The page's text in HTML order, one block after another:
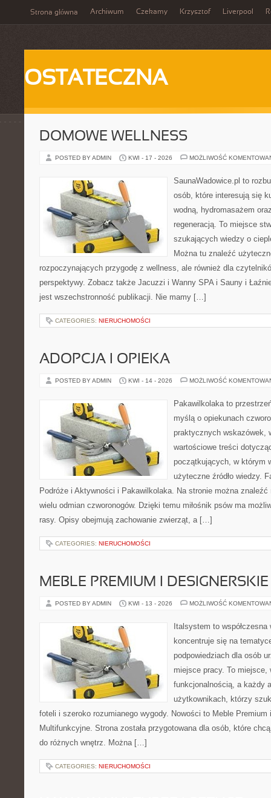
Strona główna Archiwum Czekamy Krzysztof Liverpool
OSTATECZNA
DOMOWE WELLNESS
POSTED BY ADMIN KWI - 17 - 2026 MOŻLIWOŚĆ
SaunaWadowice.pl to
osób, które interesują się
wodną, hydromasażem
regeneracją. To miejsce
szukających wiedzy o
Można tu znaleźć
rozpoczynających przygodę z wellness, ale również dla
perspektywy. Zobacz także Jacuzzi i Wanny SPA i Sauny i
jest wszechstronność publikacji. Nie mamy […]
CATEGORIES: NIERUCHOMOŚCI
ADOPCJA I OPIEKA
POSTED BY ADMIN KWI - 14 - 2026 MOŻLIWOŚĆ
Pakawilkolaka to
myślą o opiekunach
praktycznych wskazówek,
wartościowe treści
początkujących, w którym
użyteczne źródło wiedzy.
Podróże i Aktywności i Pakawilkolaka. Na stronie można znaleźć
wielu odmian czworonogów. Dzięki temu miłośnik psów ma
rasy. Opisy obejmują zachowanie zwierząt, a […]
CATEGORIES: NIERUCHOMOŚCI
MEBLE PREMIUM I DESIGNERSKIE
POSTED BY ADMIN KWI - 13 - 2026 MOŻLIWOŚĆ
Italsystem to
koncentruje się na
podpowiedziach dla osób
miejsce pracy. To
funkcjonalnością, a każdy
użytkownikach, którzy
foteli i szeroko rozumianego wygody. Nowości to Meble Premium
Multifunkcyjne. Strona została przygotowana dla osób, które
do różnych wnętrz. Można […]
CATEGORIES: NIERUCHOMOŚCI